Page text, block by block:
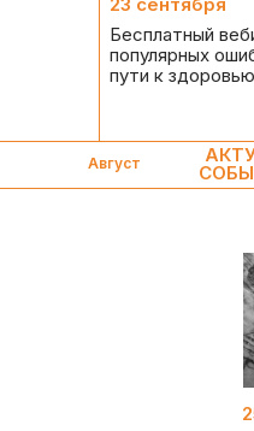
Август
Бесплатный
популярных
пути к